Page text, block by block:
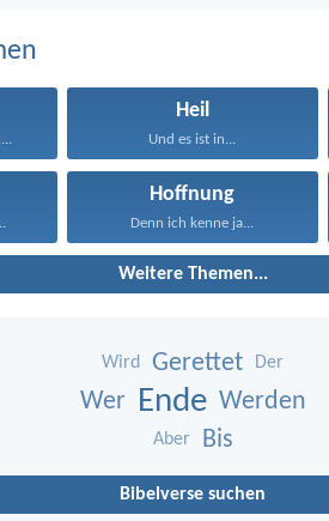
Heil
Und es ist in...
Hoffnung
Denn ich kenne ja...
Weitere Themen...
Wird Gerettet Der
Wer Ende Werden
Aber Bis
Bibelverse suchen